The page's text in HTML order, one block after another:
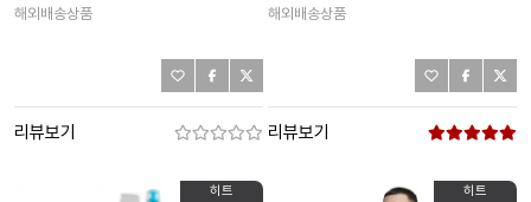
해외배송상품
리뷰보기
해외배송상품
리뷰보기
히트
히트